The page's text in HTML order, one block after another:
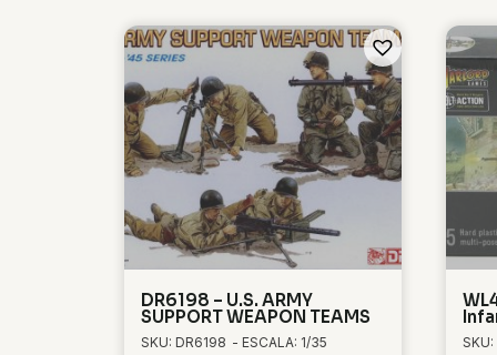
DR6198 – U.S. ARMY
SUPPORT WEAPON TEAMS
SKU: DR6198 - ESCALA: 1/35